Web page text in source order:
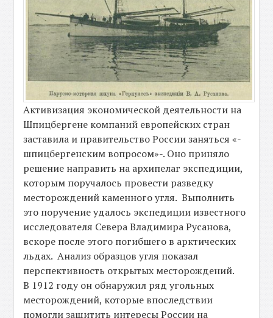
Активизация экономической деятельности на
Шпицбергене компаний европейских стран
заставила и правительство России заняться «-
шпицбергенским вопросом»-. Оно приняло
решение направить на архипелаг экспедиции,
которым поручалось провести разведку
месторождений каменного угля. Выполнить
это поручение удалось экспедиции известного
исследователя Севера Владимира Русанова,
вскоре после этого погибшего в арктических
льдах. Анализ образцов угля показал
перспективность открытых месторождений.
В 1912 году он обнаружил ряд угольных
месторождений, которые впоследствии
помогли защитить интересы России на